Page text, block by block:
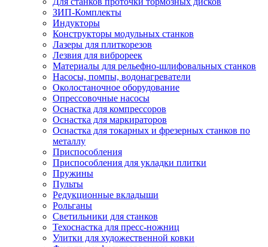
ЗИП-Комплекты
Индукторы
Конструкторы модульных станков
Лазеры для плиткорезов
Лезвия для виброреек
Материалы для рельефно-шлифовальных станков
Насосы, помпы, водонагреватели
Околостаночное оборудование
Опрессовочные насосы
Оснастка для компрессоров
Оснастка для маркираторов
Оснастка для токарных и фрезерных станков по
металлу
Приспособления
Приспособления для укладки плитки
Пружины
Пульты
Редукционные вкладыши
Рольганы
Светильники для станков
Техоснастка для пресс-ножниц
Улитки для художественной ковки